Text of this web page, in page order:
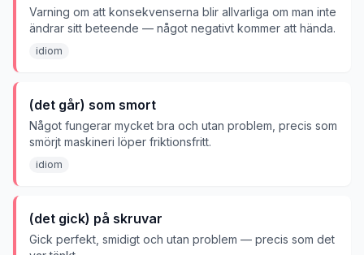
Varning om att konsekvenserna blir allvarliga om man inte
ändrar sitt beteende — något negativt kommer att hända.
idiom
(det går) som smort
Något fungerar mycket bra och utan problem, precis som
smörjt maskineri löper friktionsfritt.
idiom
(det gick) på skruvar
Gick perfekt, smidigt och utan problem — precis som det